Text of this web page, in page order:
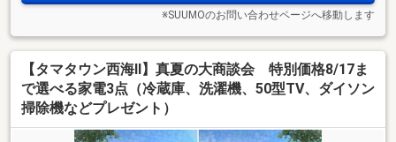
※SUUMOのお問い合わせページへ移動します
【タマタウン西海Ⅱ】真夏の大商談会 特別価格8/17ま
で選べる家電3点（冷蔵庫、洗濯機、50型TV、ダイソン
掃除機などプレゼント）